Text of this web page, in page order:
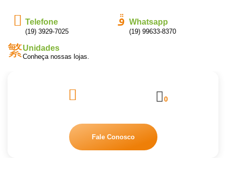
Telefone
(19) 3929-7025
Whatsapp
(19) 99633-8370
Unidades
Conheça nossas lojas.
0
Fale Conosco